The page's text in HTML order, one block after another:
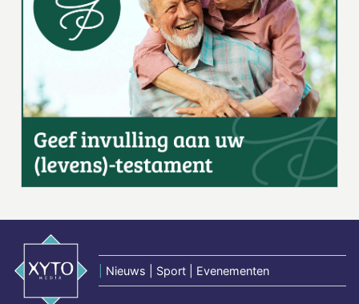
Nieuws | Sport | Evenementen